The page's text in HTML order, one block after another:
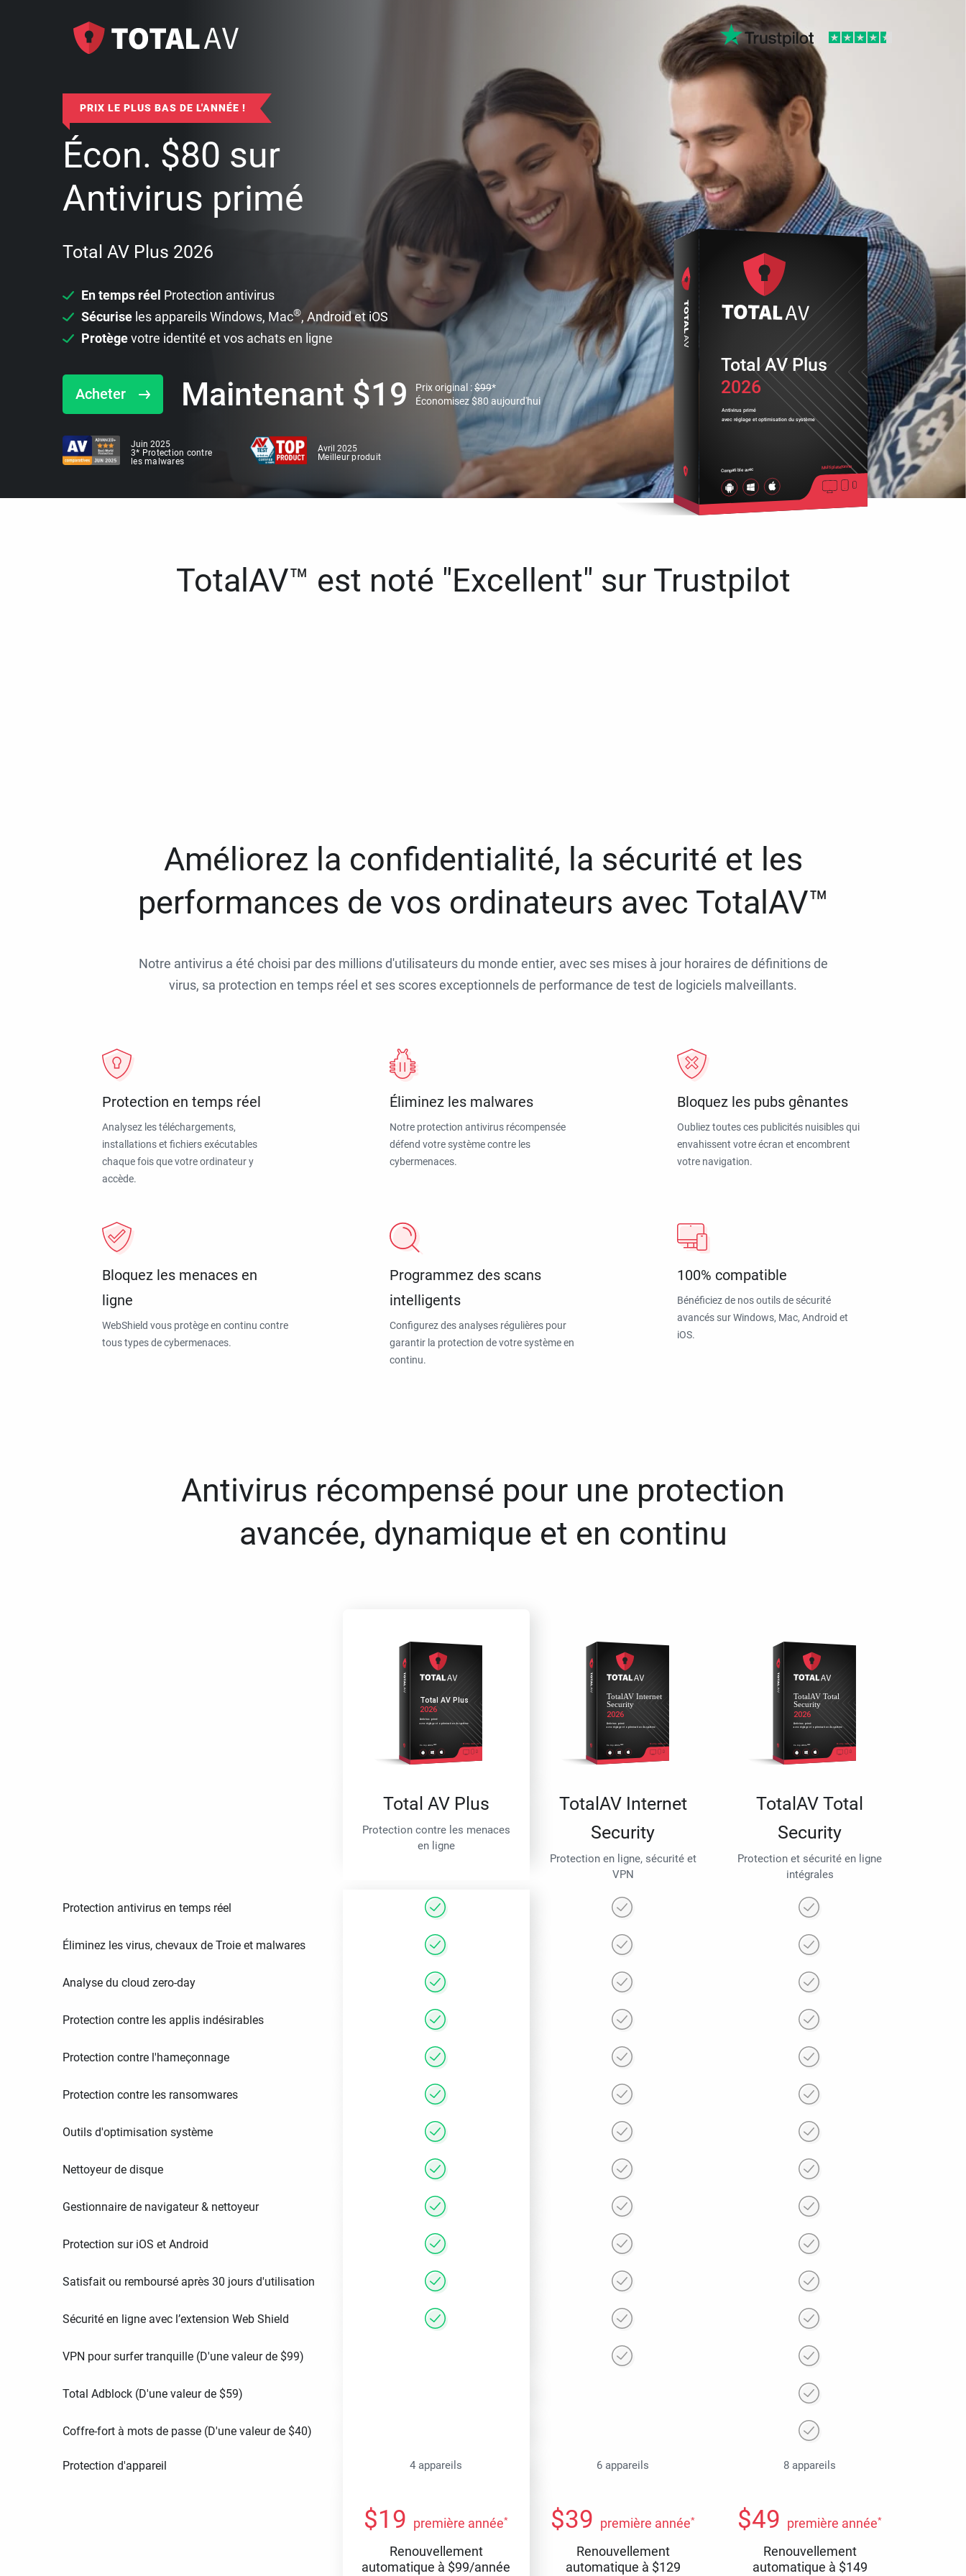
PRIX LE PLUS BAS DE L'ANNÉE !
Écon. $80 sur
Antivirus primé
Total AV Plus 2026
En temps réel Protection antivirus
Sécurise les appareils Windows, Mac®, Android et iOS
Protègevotre identité et vos achats en ligne
Acheter Maintenant $19 Prix original :$99*
Économisez$80 aujourd'hui
Juin 2025
3* Protection contre
les malwares
Avril 2025
Meilleur produit
2026
Antivirus primé
avec réglage et optimisation du système
Compatible avec Multiplateforme
Total AV Plus
TotalAV™ est noté "Excellent" sur Trustpilot
Améliorez la confidentialité, la sécurité et les
performances de vos ordinateurs avec TotalAV™
Notre antivirus a été choisi par des millions d'utilisateurs du monde entier, avec ses mises à jour horaires de définitions de
virus, sa protection en temps réel et ses scores exceptionnels de performance de test de logiciels malveillants.
Protection en temps réel
Analysez les téléchargements,
installations et fichiers exécutables
chaque fois que votre ordinateur y
accède.
Éliminez les malwares
Notre protection antivirus récompensée
défend votre système contre les
cybermenaces.
Bloquez les pubs gênantes
Oubliez toutes ces publicités nuisibles qui
envahissent votre écran et encombrent
votre navigation.
Bloquez les menaces en
ligne
WebShield vous protège en continu contre
tous types de cybermenaces.
Programmez des scans
intelligents
Configurez des analyses régulières pour
garantir la protection de votre système en
continu.
100% compatible
Bénéficiez de nos outils de sécurité
avancés sur Windows, Mac, Android et
iOS.
Antivirus récompensé pour une protection
avancée, dynamique et en continu
Total AV Plus
Protection contre les menaces
en ligne
TotalAV Internet
Security
Protection en ligne, sécurité et
VPN
TotalAV Total
Security
Protection et sécurité en ligne
intégrales
Protection antivirus en temps réel
Éliminez les virus, chevaux de Troie et malwares
Analyse du cloud zero-day
Protection contre les applis indésirables
Protection contre l'hameçonnage
Protection contre les ransomwares
Outils d'optimisation système
Nettoyeur de disque
Gestionnaire de navigateur & nettoyeur
Protection sur iOS et Android
Satisfait ou remboursé après 30 jours d'utilisation
Sécurité en ligne avec l’extension Web Shield
VPN pour surfer tranquille (D'une valeur de $99)
Total Adblock (D'une valeur de $59)
Coffre-fort à mots de passe (D'une valeur de $40)
Protection d'appareil 4 appareils 6 appareils 8 appareils
$19 première année*
Renouvellement
automatique à $99/année
$39 première année*
Renouvellement
automatique à $129
$49 première année*
Renouvellement
automatique à $149